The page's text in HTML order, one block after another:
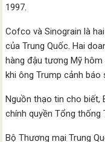
1997.
Cofco và Sinograin là
của Trung Quốc. Hai
hàng đậu tương Mỹ
khi ông Trump cảnh báo
Nguồn thạo tin cho biết,
chính quyền Tổng thống
Bộ Thương mại Trung